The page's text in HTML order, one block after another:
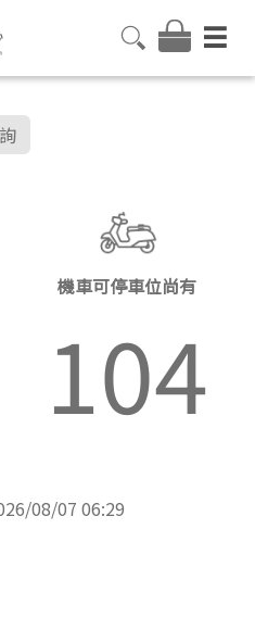
機車可停車位尚有
104
08/07 06:29